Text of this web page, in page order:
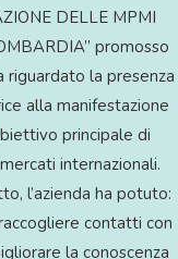
DELLE MPMI
promosso
la presenza
alla manifestazione
principale di
internazionali.
l’azienda ha potuto:
contatti con
la conoscenza